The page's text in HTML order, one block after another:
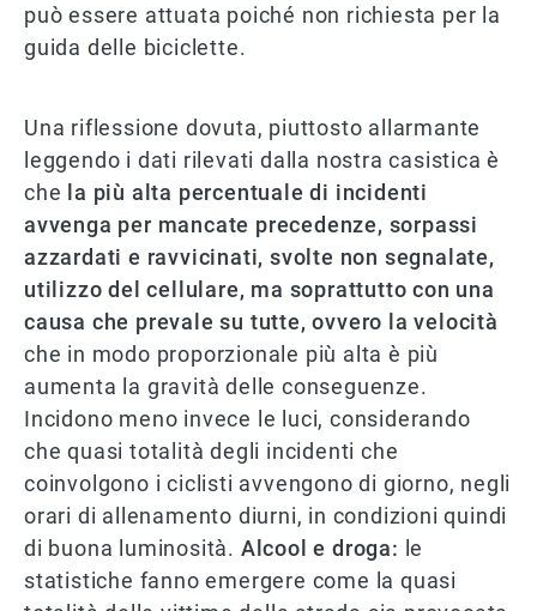
può essere attuata poiché non richiesta per la
guida delle biciclette.
Una riflessione dovuta, piuttosto allarmante
leggendo i dati rilevati dalla nostra casistica è
che la più alta percentuale di incidenti
avvenga per mancate precedenze, sorpassi
azzardati e ravvicinati, svolte non segnalate,
utilizzo del cellulare, ma soprattutto con una
causa che prevale su tutte, ovvero la velocità
che in modo proporzionale più alta è più
aumenta la gravità delle conseguenze.
Incidono meno invece le luci, considerando
che quasi totalità degli incidenti che
coinvolgono i ciclisti avvengono di giorno, negli
orari di allenamento diurni, in condizioni quindi
di buona luminosità. Alcool e droga: le
statistiche fanno emergere come la quasi